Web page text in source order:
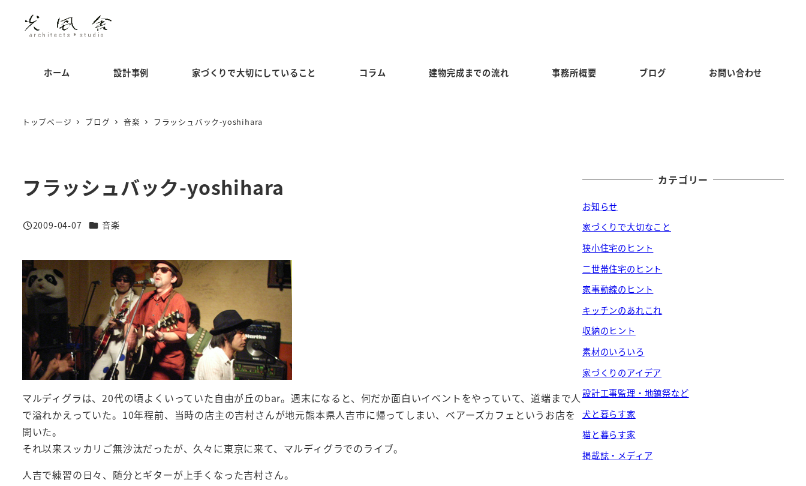
ホーム 設計事例 家づくりで大切にしていること コラム 建物完成までの流れ 事務所概要 ブログ お問い合わせ
トップページ ブログ 音楽 フラッシュバック-yoshihara
フラッシュバック-yoshihara
投稿日
2009-04-07 カテゴリー
音楽
マルディグラは、20代の頃よくいっていた自由が丘のbar。週末になると、何だか面白いイベントをやっていて、道端まで人
で溢れかえっていた。10年程前、当時の店主の吉村さんが地元熊本県人吉市に帰ってしまい、ベアーズカフェというお店を
開いた。
それ以来スッカリご無沙汰だったが、久々に東京に来て、マルディグラでのライブ。
人吉で練習の日々、随分とギターが上手くなった吉村さん。
カテゴリー
お知らせ
家づくりで大切なこと
狭小住宅のヒント
二世帯住宅のヒント
家事動線のヒント
キッチンのあれこれ
収納のヒント
素材のいろいろ
家づくりのアイデア
設計工事監理・地鎮祭など
犬と暮らす家
猫と暮らす家
掲載誌・メディア